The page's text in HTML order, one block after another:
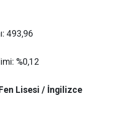
493,96
%0,12
Lisesi / İngilizce